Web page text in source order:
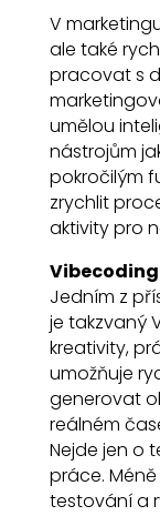
V
ale také
pracovat s
umělou
nástrojům
pokročilým
zrychlit
aktivity pro
Jedním z
je takzvaný
kreativity,
umožňuje
generovat
reálném
Nejde jen o
práce.
testování a